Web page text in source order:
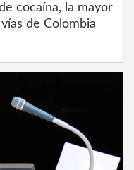
cocaína, la mayor
de Colombia